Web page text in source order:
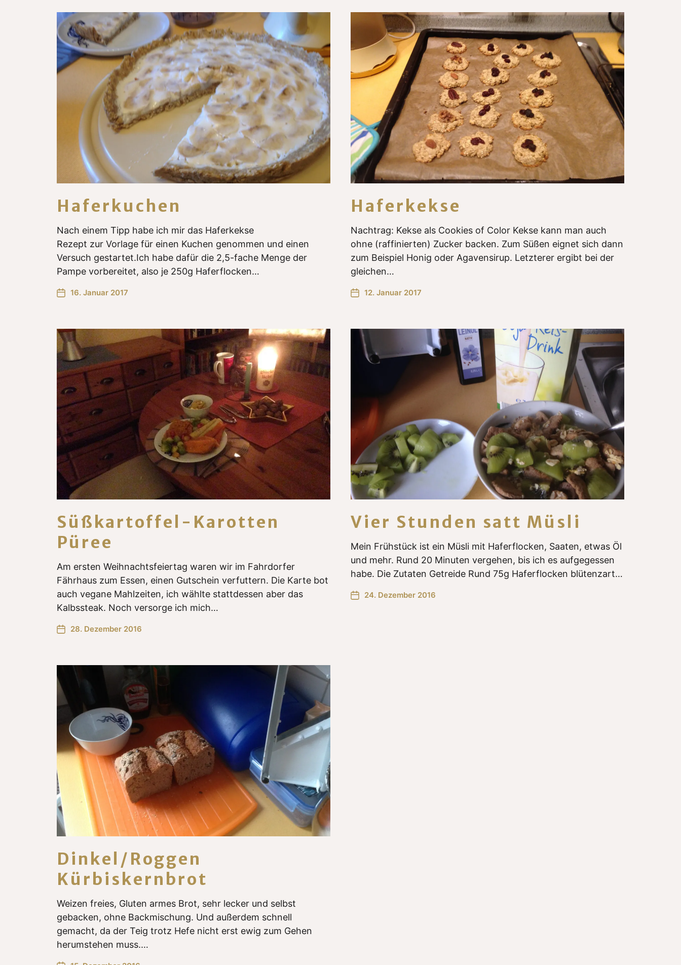
Haferkuchen
Nach einem Tipp habe ich mir das Haferkekse
Rezept zur Vorlage für einen Kuchen genommen und einen
Versuch gestartet.Ich habe dafür die 2,5-fache Menge der
Pampe vorbereitet, also je 250g Haferflocken…
16. Januar 2017
Haferkekse
Nachtrag: Kekse als Cookies of Color Kekse kann man auch
ohne (raffinierten) Zucker backen. Zum Süßen eignet sich dann
zum Beispiel Honig oder Agavensirup. Letzterer ergibt bei der
gleichen…
12. Januar 2017
Süßkartoffel-Karotten
Püree
Am ersten Weihnachtsfeiertag waren wir im Fahrdorfer
Fährhaus zum Essen, einen Gutschein verfuttern. Die Karte bot
auch vegane Mahlzeiten, ich wählte stattdessen aber das
Kalbssteak. Noch versorge ich mich…
28. Dezember 2016
Vier Stunden satt Müsli
Mein Frühstück ist ein Müsli mit Haferflocken, Saaten, etwas Öl
und mehr. Rund 20 Minuten vergehen, bis ich es aufgegessen
habe. Die Zutaten Getreide Rund 75g Haferflocken blütenzart…
24. Dezember 2016
Dinkel/Roggen
Kürbiskernbrot
Weizen freies, Gluten armes Brot, sehr lecker und selbst
gebacken, ohne Backmischung. Und außerdem schnell
gemacht, da der Teig trotz Hefe nicht erst ewig zum Gehen
herumstehen muss.…